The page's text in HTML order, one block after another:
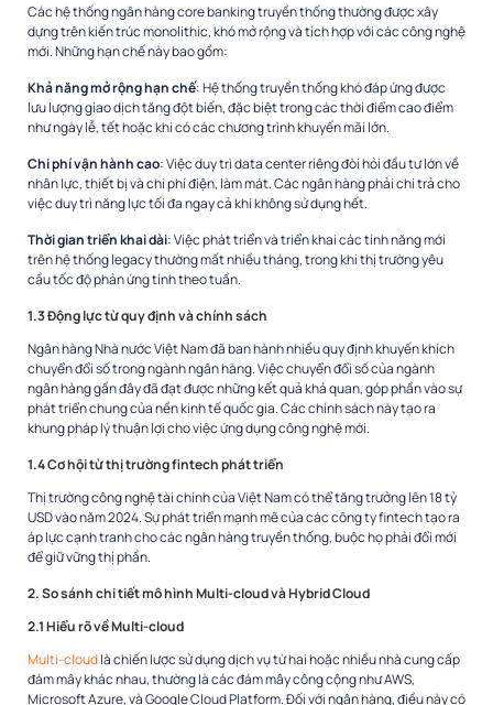
Các hệ thống ngân hàng core banking truyền thống thường được xây
dựng trên kiến trúc monolithic, khó mở rộng và tích hợp với các công nghệ
mới. Những hạn chế này bao gồm:
Khả năng mở rộng hạn chế: Hệ thống truyền thống khó đáp ứng được
lưu lượng giao dịch tăng đột biến, đặc biệt trong các thời điểm cao điểm
như ngày lễ, tết hoặc khi có các chương trình khuyến mãi lớn.
Chi phí vận hành cao: Việc duy trì data center riêng đòi hỏi đầu tư lớn về
nhân lực, thiết bị và chi phí điện, làm mát. Các ngân hàng phải chi trả cho
việc duy trì năng lực tối đa ngay cả khi không sử dụng hết.
Thời gian triển khai dài: Việc phát triển và triển khai các tính năng mới
trên hệ thống legacy thường mất nhiều tháng, trong khi thị trường yêu
cầu tốc độ phản ứng tính theo tuần.
1.3 Động lực từ quy định và chính sách
Ngân hàng Nhà nước Việt Nam đã ban hành nhiều quy định khuyến khích
chuyển đổi số trong ngành ngân hàng. Việc chuyển đổi số của ngành
ngân hàng gần đây đã đạt được những kết quả khả quan, góp phần vào sự
phát triển chung của nền kinh tế quốc gia. Các chính sách này tạo ra
khung pháp lý thuận lợi cho việc ứng dụng công nghệ mới.
1.4 Cơ hội từ thị trường fintech phát triển
Thị trường công nghệ tài chính của Việt Nam có thể tăng trưởng lên 18 tỷ
USD vào năm 2024. Sự phát triển mạnh mẽ của các công ty fintech tạo ra
áp lực cạnh tranh cho các ngân hàng truyền thống, buộc họ phải đổi mới
để giữ vững thị phần.
2. So sánh chi tiết mô hình Multi-cloud và Hybrid Cloud
2.1 Hiểu rõ về Multi-cloud
Multi-cloudlà chiến lược sử dụng dịch vụ từ hai hoặc nhiều nhà cung cấp
đám mây khác nhau, thường là các đám mây công cộng như AWS,
Microsoft Azure, và Google Cloud Platform. Đối với ngân hàng, điều này có